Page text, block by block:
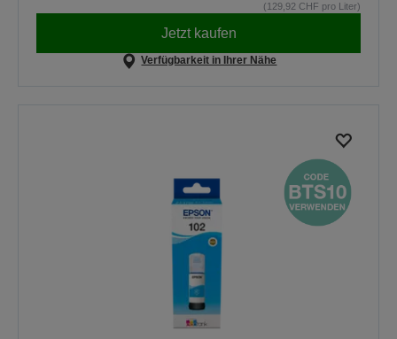
(129,92 CHF pro Liter)
Jetzt kaufen
Verfügbarkeit in Ihrer Nähe